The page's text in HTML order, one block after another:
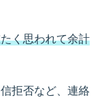
く思われて余計
拒否など、連絡